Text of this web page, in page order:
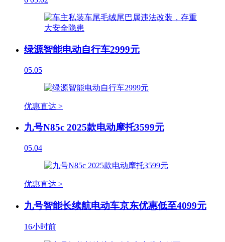
绿源智能电动自行车2999元
05.05
优惠直达 >
九号N85c 2025款电动摩托3599元
05.04
优惠直达 >
九号智能长续航电动车京东优惠低至4099元
16小时前